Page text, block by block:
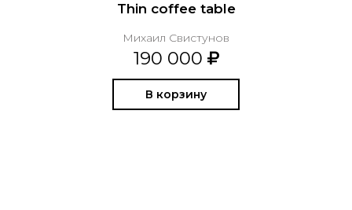
Thin coffee table
Михаил Свистунов
190 000
В корзину